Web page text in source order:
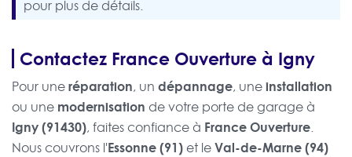
pour plus de détails.
Contactez France Ouverture à Igny
Pour uneréparation, un dépannage, uneinstallation
ou une modernisation de votre porte de garage à
Igny (91430), faites confiance à France Ouverture.
Nous couvrons l'Essonne (91) et leVal-de-Marne (94)